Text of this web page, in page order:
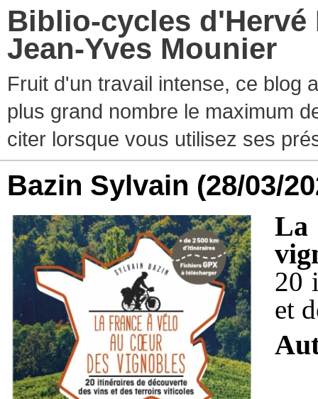
Biblio-cycles d'Hervé
Jean-Yves Mounier
Fruit d'un travail intense, ce blog
plus grand nombre le maximum
citer lorsque vous utilisez ses
Bazin Sylvain (28/03/
La
20
et